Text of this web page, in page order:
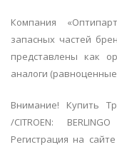
Компания
запасных частей
представлены как
аналоги
Внимание! Купить
/CITROEN:
Регистрация на